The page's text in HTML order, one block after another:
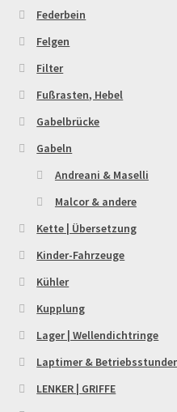
Newsletter
Order Confirmation
Order Failed
Pitbike Junior
Pitbikestrecken in Spanien –
TOPstrecken
Registration
Rennserien-Veranstalter
Federbein
Felgen
Filter
Fußrasten, Hebel
Gabelbrücke
Gabeln
Andreani & Maselli
Malcor & andere
Kette | Übersetzung
Kinder-Fahrzeuge
Kühler
Kupplung
Lager | Wellendichtringe
Laptimer &
LENKER | GRIFFE